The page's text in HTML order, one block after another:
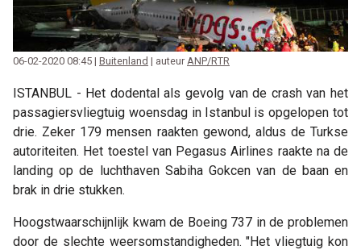
06-02-2020 08:45 | Buitenland | auteur ANP/RTR
ISTANBUL - Het dodental als gevolg van de crash van het
passagiersvliegtuig woensdag in Istanbul is opgelopen tot
drie. Zeker 179 mensen raakten gewond, aldus de Turkse
autoriteiten. Het toestel van Pegasus Airlines raakte na de
landing op de luchthaven Sabiha Gokcen van de baan en
brak in drie stukken.
Hoogstwaarschijnlijk kwam de Boeing 737 in de problemen
door de slechte weersomstandigheden. "Het vliegtuig kon